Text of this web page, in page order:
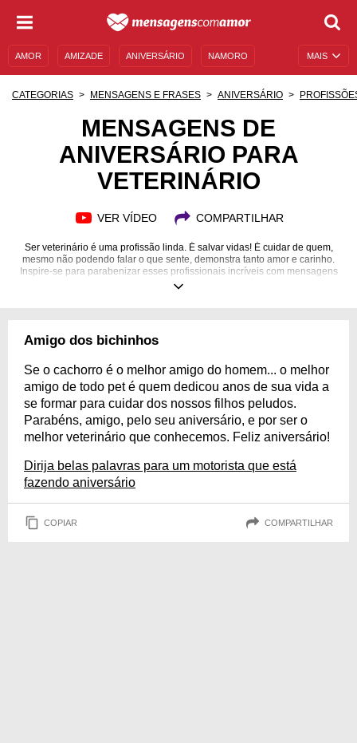
MAIS
AMOR AMIZADE ANIVERSÁRIO NAMORO
MENSAGENS E FRASES MENSAGENS DE ANIVERSÁRIO
FAMOSOS BÍBLIA
CATEGORIAS MENSAGENS E FRASES ANIVERSÁRIO
MENSAGENS DE
ANIVERSÁRIO PARA
VETERINÁRIO
VER VÍDEO COMPARTILHAR
Ser veterinário é uma profissão linda. É salvar vidas! É cuidar de quem,
mesmo não podendo falar o que sente, demonstra tanto amor e carinho.
Inspire-se para parabenizar esses profissionais incríveis com mensagens
que emocionam e aquecem o coração!
Amigo dos bichinhos
Se o cachorro é o melhor amigo do homem... o melhor
amigo de todo pet é quem dedicou anos de sua vida a
se formar para cuidar dos nossos filhos peludos.
Parabéns, amigo, pelo seu aniversário, e por ser o
melhor veterinário que conhecemos. Feliz aniversário!
Dirija belas palavras para um motorista que está
fazendo aniversário
COPIAR COMPARTILHAR